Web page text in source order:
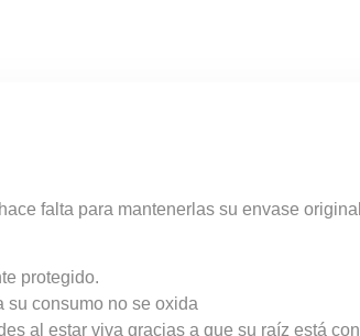
falta para mantenerlas su envase original
protegido.
su consumo no se oxida
al estar viva gracias a que su raíz está con